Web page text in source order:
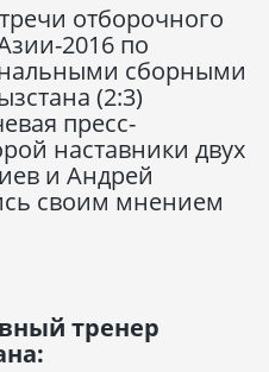
отборочного
2016 по
сборными
(2:3)
пресс-
наставники двух
и Андрей
своим мнением
тренер